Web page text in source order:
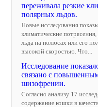
переживала резкие
полярных льдов.
Новые исследования
климатические
льда на полюсах или его
высокой скоростью. Что...
Исследование
связано с
шизофрении.
Согласно анализу 17
содержание кошки в